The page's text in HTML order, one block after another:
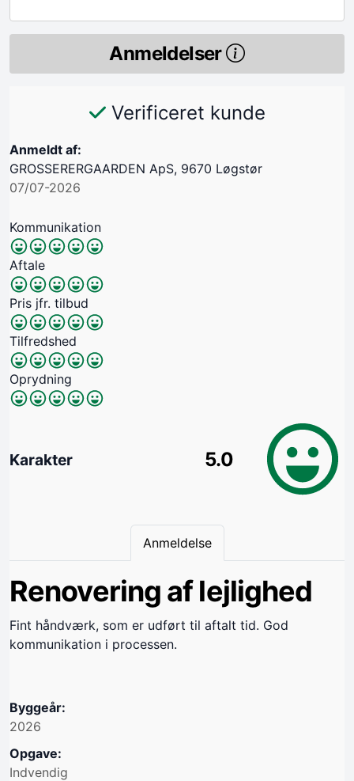
Anmeldelser
Verificeret kunde
Anmeldt af:
GROSSERERGAARDEN ApS, 9670 Løgstør
07/07-2026
Kommunikation
Aftale
Pris jfr. tilbud
Tilfredshed
Oprydning
Karakter 5.0
Anmeldelse
Renovering af lejlighed
Fint håndværk, som er udført til aftalt tid. God
kommunikation i processen.
Byggeår:
2026
Opgave:
Indvendig